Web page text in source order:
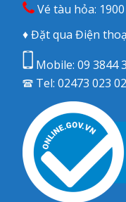
Vé tàu hỏa:
♦ Đặt qua Điện
Mobile:09 3844
Tel:02473 023